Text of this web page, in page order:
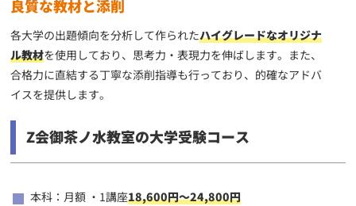
良質な教材と添削
各大学の出題傾向を分析して作られたハイグレードなオリジナ
ル教材を使用しており、思考力・表現力を伸ばします。また、
合格力に直結する丁寧な添削指導も行っており、的確なアドバ
イスを提供します。
Z会御茶ノ水教室の大学受験コース
本科：月額 ・1講座18,600円～24,800円